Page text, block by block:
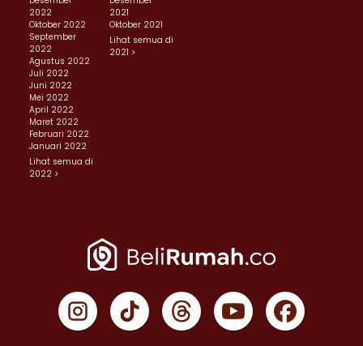
2022
Oktober 2022
September
2022
Agustus 2022
Juli 2022
Juni 2022
Mei 2022
April 2022
Maret 2022
Februari 2022
Januari 2022
Lihat semua di
2022 >
2021
Oktober 2021
Lihat semua di
2021 >